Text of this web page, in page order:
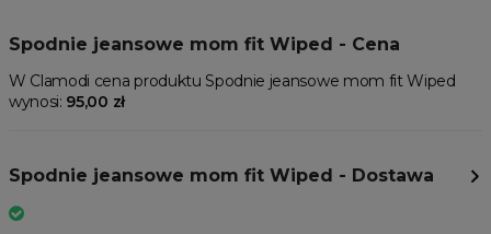
Spodnie jeansowe mom fit Wiped - Cena
W Clamodi cena produktu Spodnie jeansowe mom fit Wiped
wynosi: 95,00 zł
Spodnie jeansowe mom fit Wiped - Dostawa